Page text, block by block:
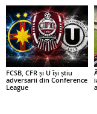
FCSB, CFR și U își știu
adversarii din Conference
League